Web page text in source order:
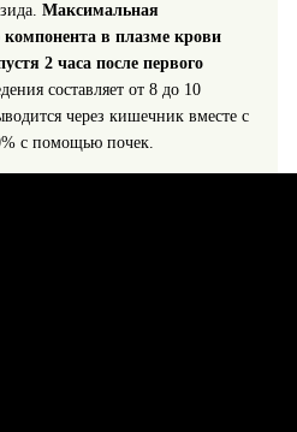
Максимальная
в плазме крови
2 часа после первого
составляет от 8 до 10
через кишечник вместе с
с помощью почек.